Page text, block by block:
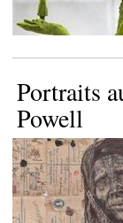
Portraits
Powell